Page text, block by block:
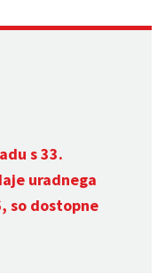
s 33.
uradnega
so dostopne